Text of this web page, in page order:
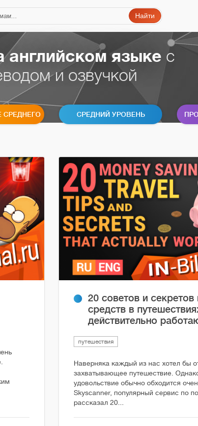
Найти
английском языке с
и озвучкой
СРЕДНЕГО СРЕДНИЙ УРОВЕНЬ
20 советов и
средств в
действительно
путешествия
Наверняка каждый из нас хотел бы
захватывающее путешествие.
удовольствие обычно обходится
Skyscanner, популярный сервис по
рассказал 20...